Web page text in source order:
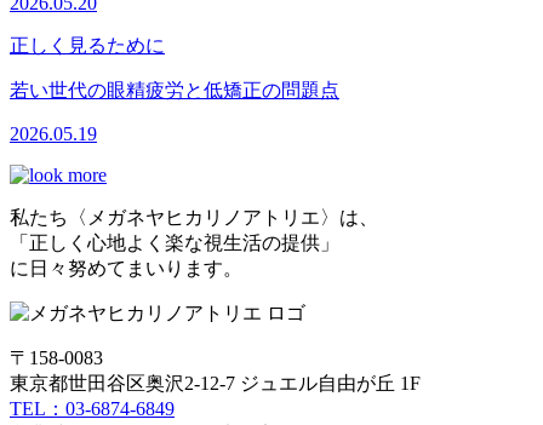
正しく見るために
若い世代の眼精疲労と低矯正の問題点
2026.05.19
私たち〈メガネヤヒカリノアトリエ〉は、
「正しく心地よく楽な視生活の提供」
に日々努めてまいります。
〒158-0083
東京都世田谷区奥沢2-12-7 ジュエル自由が丘 1F
TEL：03-6874-6849